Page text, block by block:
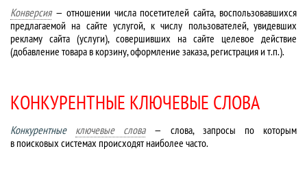
Конверсия— отношении числа посетителей сайта, воспользовавшихся
предлагаемой на сайте услугой, к числу пользователей, увидевших
рекламу сайта (услуги), совершивших на сайте целевое действие
(добавление товара в корзину, оформление заказа, регистрация и т.п.).
КОНКУРЕНТНЫЕ КЛЮЧЕВЫЕ СЛОВА
Конкурентные ключевые слова— слова, запросы по которым
в поисковых системах происходят наиболее часто.